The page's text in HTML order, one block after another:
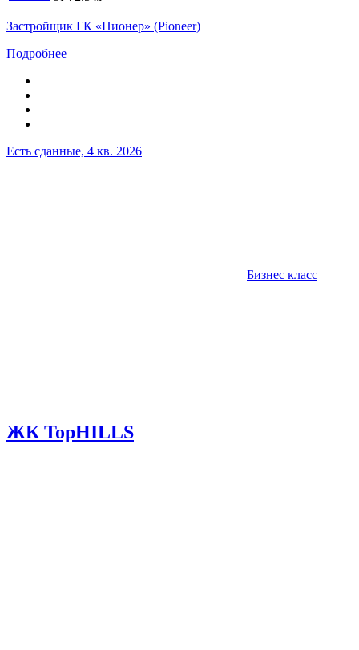
Застройщик ГК «Пионер» (Pioneer)
Подробнее
Есть сданные, 4 кв. 2026
Бизнес класс
ЖК TopHILLS